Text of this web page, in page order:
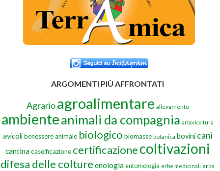
ARGOMENTI PIÙ AFFRONTATI
Agrario agroalimentare allevamento
ambienteanimali da compagnia arboricoltura
avicoli benessere animale biologico biomasse botanica bovini cani
cantina caseificazione certificazionecoltivazioni
difesa delle colture enologiaentomologia erbe medicinali erbe